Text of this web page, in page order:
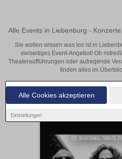
Alle Cookies akzeptieren
Einstellungen
Alle Events in Liebenburg -
Sie wollen wissen was los ist in
vielseitiges Event-Angebot! Ob
Theateraufführungen oder aufregende
finden alles im